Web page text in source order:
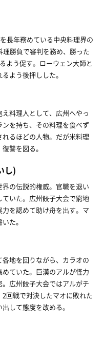
長年務めている中央料理界の
勝負で審判を務め、勝った
よう促す。ローウェン大師と
よう後押しした。
料理人として、広州へやっ
を持ち、その料理を食べず
るほどの人物。だが米料理
讐を図る。
し)
の伝説的権威。官職を退い
いた。広州餃子大会で窮地
を認めて助け舟を出す。マ
た。
地を回りながら、カラオの
ていた。巨漢のアルが怪力
広州餃子大会ではアルがチ
回戦で対決したマオに敗れた
して態度を改める。